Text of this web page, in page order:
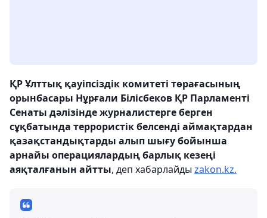
ҚР Ұлттық қауіпсіздік комитеті төрағасының
орынбасары Нұрғали Білісбеков ҚР Парламенті
Сенаты дәлізінде журналистерге берген
сұқбатында террористік белсенді аймақтардан
қазақстандықтарды алып шығу бойынша
арнайы операциялардың барлық кезеңі
аяқталғанын айтты, деп хабарлайды zakon.kz.